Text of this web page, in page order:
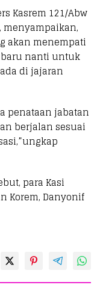
Kasrem 121/Abw
menyampaikan,
akan menempati
nanti untuk
di jajaran
penataan jabatan
berjalan sesuai
para Kasi
Korem, Danyonif